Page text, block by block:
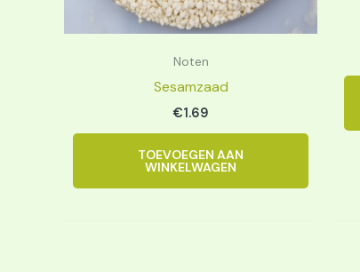
Noten
Sesamzaad
€1.69
TOEVOEGEN AAN
WINKELWAGEN